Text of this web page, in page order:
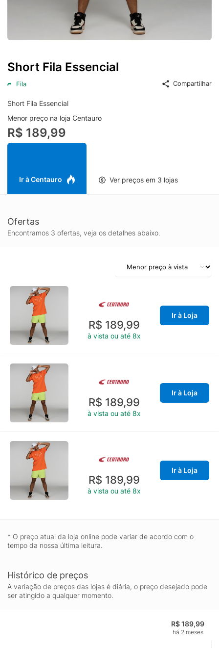
Short Fila Essencial
Fila Compartilhar
Short Fila Essencial
Menor preço na loja Centauro
R$ 189,99
Ir à Centauro Ver preços em 3 lojas
Ofertas
Encontramos 3 ofertas, veja os detalhes abaixo.
R$ 189,99
à vista ou até 8x
Ir à Loja
R$ 189,99
à vista ou até 8x
Ir à Loja
R$ 189,99
à vista ou até 8x
Ir à Loja
* O preço atual da loja online pode variar de acordo com o
tempo da nossa última leitura.
Histórico de preços
A variação de preços das lojas é diária, o preço desejado pode
ser atingido a qualquer momento.
R$ 189,99
há 2 meses